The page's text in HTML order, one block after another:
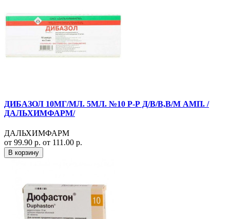
ДИБАЗОЛ 10МГ/МЛ. 5МЛ. №10 Р-Р Д/В/В,В/М АМП. /
ДАЛЬХИМФАРМ/
ДАЛЬХИМФАРМ
от 99.90 р. от 111.00 р.
В корзину